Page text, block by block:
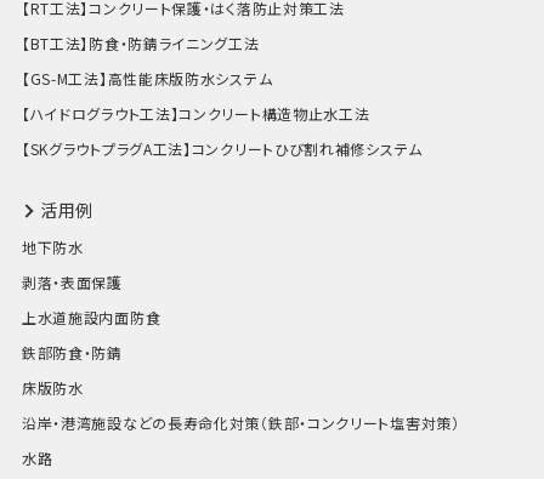
【RT工法】コンクリート保護・はく落防止対策工法
【BT工法】防食・防錆ライニング工法
【GS-M工法】高性能床版防水システム
【ハイドログラウト工法】コンクリート構造物止水工法
【SKグラウトプラグA工法】コンクリートひび割れ補修システム
活用例
地下防水
剥落・表面保護
上水道施設内面防食
鉄部防食・防錆
床版防水
沿岸・港湾施設などの長寿命化対策（鉄部・コンクリート塩害対策）
水路